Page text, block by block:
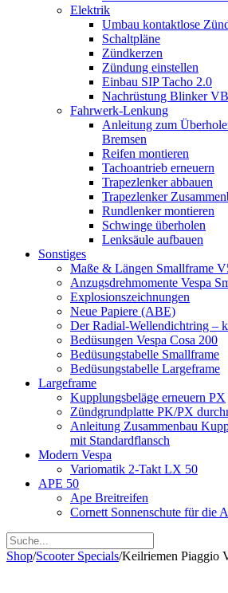
Elektrik
Umbau kontaktlose
Schaltpläne
Zündkerzen
Zündung einstellen
Einbau SIP Tacho 2.0
Nachrüstung Blinker
Fahrwerk-Lenkung
Anleitung zum
Bremsen
Reifen montieren
Tachoantrieb erneuern
Trapezlenker abbauen
Trapezlenker
Rundlenker montieren
Schwinge überholen
Lenksäule aufbauen
Sonstiges
Maße & Längen Smallframe
Anzugsdrehmomente Vespa
Explosionszeichnungen
Neue Papiere (ABE)
Der Radial-Wellendichtring –
Bedüsungen Vespa Cosa 200
Bedüsungstabelle Smallframe
Bedüsungstabelle Largeframe
Largeframe
Kupplungsbeläge erneuern PX
Zündgrundplatte PK/PX
Anleitung Zusammenbau
mit Standardflansch
Modern Vespa
Variomatik 2-Takt LX 50
APE 50
Ape Breitreifen
Cornett Sonnenschute für die
Shop/Scooter Specials/Keilriemen Piaggio